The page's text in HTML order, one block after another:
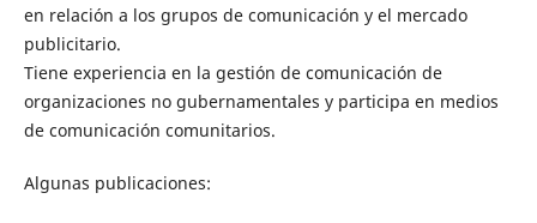
en relación a los grupos de comunicación y el mercado
publicitario.
Tiene experiencia en la gestión de comunicación de
organizaciones no gubernamentales y participa en medios
de comunicación comunitarios.
Algunas publicaciones: